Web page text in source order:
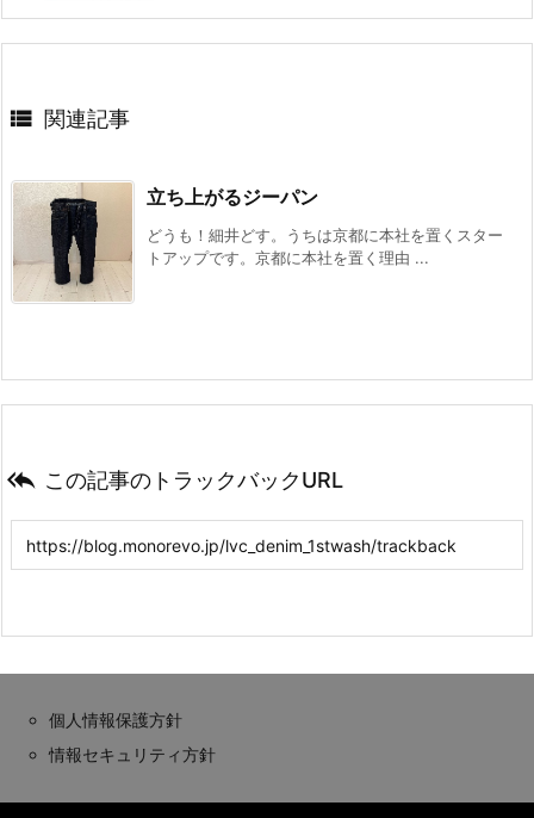
 関連記事
立ち上がるジーパン
どうも！細井どす。うちは京都に本社を置くスター
トアップです。京都に本社を置く理由 ...
 この記事のトラックバックURL
個人情報保護方針
情報セキュリティ方針